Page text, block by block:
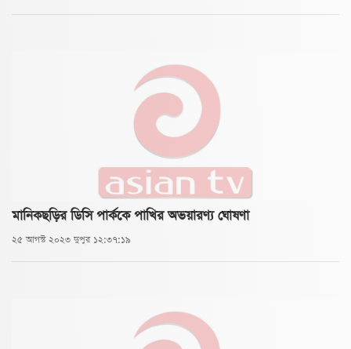
মানিকছড়ির ডিসি পার্ককে পাখির অভয়ারণ্য ঘোষণা
২৫ আগস্ট ২০২৩ দুপুর ১২:৩৭:১৯